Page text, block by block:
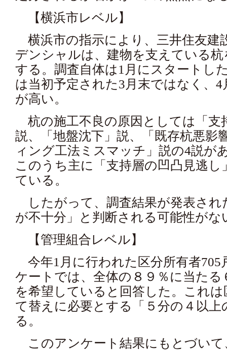
【横浜市レベル】
横浜市の指示により、三井住友建
デンシャルは、建物を支えている
する。調査自体は1月にスタートし
は当初予定された3月末ではなく、
が高い。
杭の施工不良の原因としては「支
説、「地盤沈下」説、「既存杭悪影
ィング工法ミスマッチ」説の4説が
このうち主に「支持層の凹凸見逃
ている。
したがって、調査結果が発表され
が不十分」と判断される可能性が
【管理組合レベル】
今年1月に行われた区分所有者705
ケートでは、全体の８９％に当たる
を希望していると回答した。これ
て替えに必要とする「５分の４以
る。
このアンケート結果にもとづいて